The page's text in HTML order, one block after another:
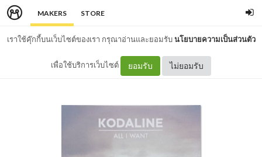
MAKERS STORE
เราใช้คุ๊กกี้บนเว็บไซต์ของเรา กรุณาอ่านและยอมรับนโยบายความเป็นส่วนตัว
เพื่อใช้บริการเว็บไซต์ ยอมรับ ไม่ยอมรับ